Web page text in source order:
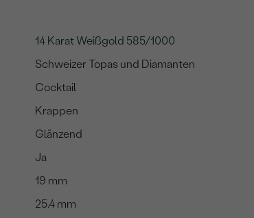
14 Karat Weißgold 585/1000
Schweizer Topas und Diamanten
Cocktail
Krappen
Glänzend
Ja
19 mm
25.4 mm